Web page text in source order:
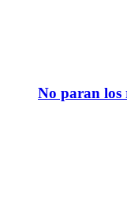
No paran los